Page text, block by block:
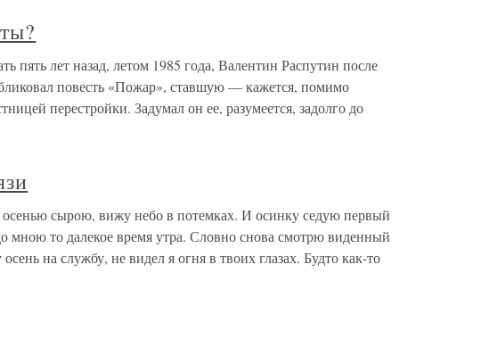
пять лет назад, летом 1985 года, Валентин Распутин после
повесть «Пожар», ставшую — кажется, помимо
перестройки. Задумал он ее, разумеется, задолго до
сырою, вижу небо в потемках. И осинку седую первый
мною то далекое время утра. Словно снова смотрю виденный
на службу, не видел я огня в твоих глазах. Будто как-то